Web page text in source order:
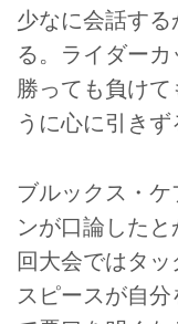
少なに会話す
る。ライダーカ
勝っても負け
うに心に引きず
ブルックス・
ンが口論した
回大会ではタッ
スピースが自